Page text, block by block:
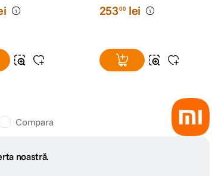
25300 lei
Compara
noastră.